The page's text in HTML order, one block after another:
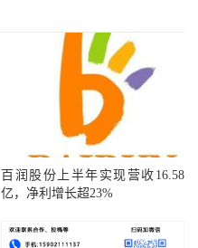
百润股份上半年实现营收16.58
亿，净利增长超23%